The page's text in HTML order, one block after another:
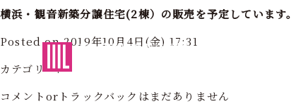
東京・神奈川の住まいを創造する
横浜・観音新築分譲住宅(2棟）の販売を予定しています。
Posted on 2019年10月4日(金) 17:31
カテゴリー:
コメントorトラックバックはまだありません